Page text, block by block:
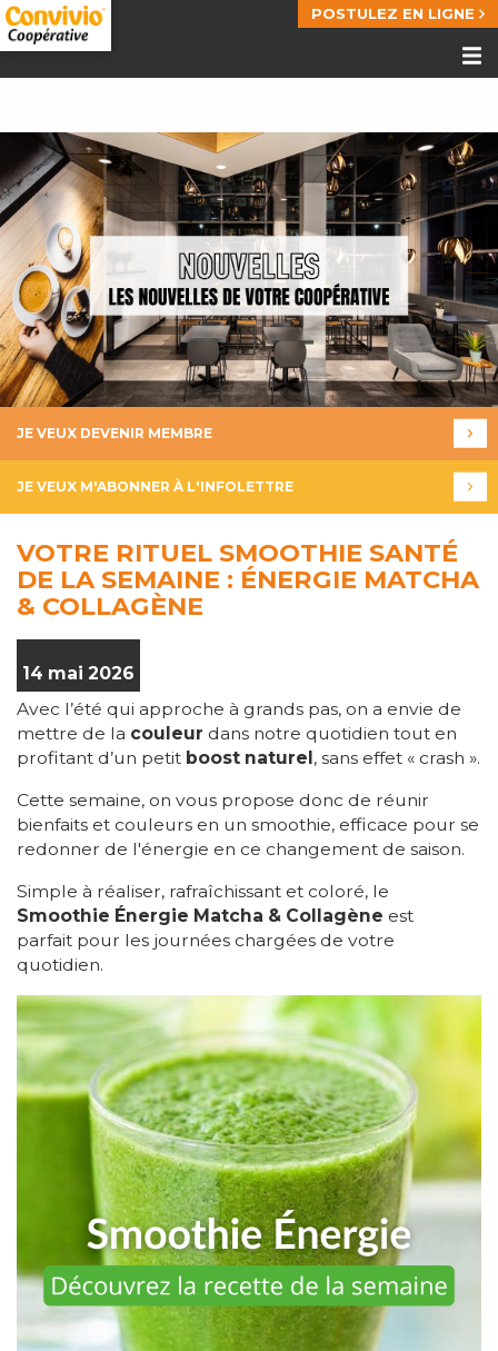
POSTULEZ EN LIGNE
JE VEUX DEVENIR MEMBRE
JE VEUX M'ABONNER À L'INFOLETTRE
VOTRE RITUEL SMOOTHIE SANTÉ
DE LA SEMAINE : ÉNERGIE MATCHA
& COLLAGÈNE
14 mai 2026
Avec l’été qui approche à grands pas, on a envie de
mettre de la couleur dans notre quotidien tout en
profitant d’un petit boost naturel, sans effet « crash ».
Cette semaine, on vous propose donc de réunir
bienfaits et couleurs en un smoothie, efficace pour se
redonner de l'énergie en ce changement de saison.
Simple à réaliser, rafraîchissant et coloré, le
Smoothie Énergie Matcha & Collagène est
parfait pour les journées chargées de votre
quotidien.